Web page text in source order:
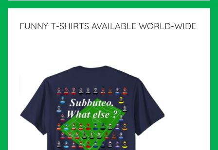
FUNNY T-SHIRTS AVAILABLE WORLD-WIDE